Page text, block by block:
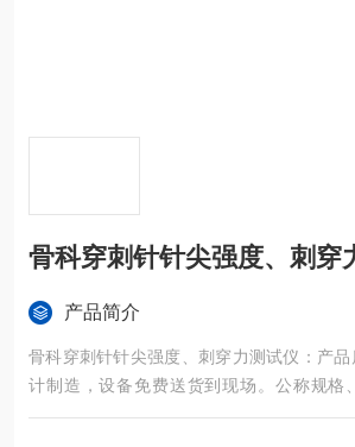
骨科穿刺针针尖强度、刺穿
产品简介
骨科穿刺针针尖强度、刺穿力测试仪：产
计制造，设备免费送货到现场。公称规格
荷、打印、测试、上行、下行、时间、标